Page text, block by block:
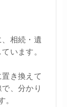
相続・遺
います。
き換えて
、分かり
。